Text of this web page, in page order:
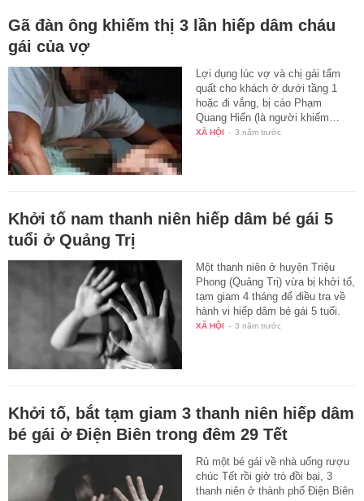
Gã đàn ông khiếm thị 3 lần hiếp dâm cháu
gái của vợ
Lợi dụng lúc vợ và chị gái tẩm
quất cho khách ở dưới tầng 1
hoặc đi vắng, bị cáo Phạm
Quang Hiển (là người khiếm…
XÃ HỘI - 3 năm trước
Khởi tố nam thanh niên hiếp dâm bé gái 5
tuổi ở Quảng Trị
Một thanh niên ở huyện Triệu
Phong (Quảng Trị) vừa bị khởi tố,
tạm giam 4 tháng để điều tra về
hành vi hiếp dâm bé gái 5 tuổi.
XÃ HỘI - 3 năm trước
Khởi tố, bắt tạm giam 3 thanh niên hiếp dâm
bé gái ở Điện Biên trong đêm 29 Tết
Rủ một bé gái về nhà uống rượu
chúc Tết rồi giở trò đồi bại, 3
thanh niên ở thành phố Điện Biên